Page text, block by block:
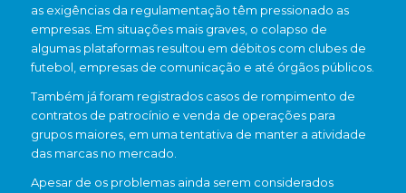
as exigências da regulamentação têm pressionado as
empresas. Em situações mais graves, o colapso de
algumas plataformas resultou em débitos com clubes de
futebol, empresas de comunicação e até órgãos públicos.
Também já foram registrados casos de rompimento de
contratos de patrocínio e venda de operações para
grupos maiores, em uma tentativa de manter a atividade
das marcas no mercado.
Apesar de os problemas ainda serem considerados